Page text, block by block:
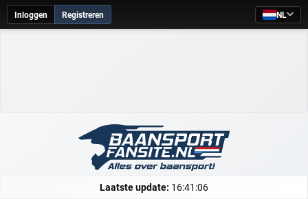
Inloggen Registreren NL
Laatste update: 16:41:06